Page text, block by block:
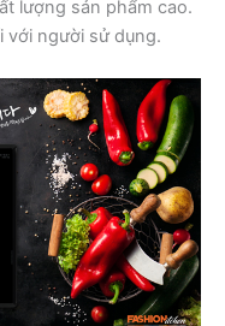
lượng sản phẩm cao.
với người sử dụng.